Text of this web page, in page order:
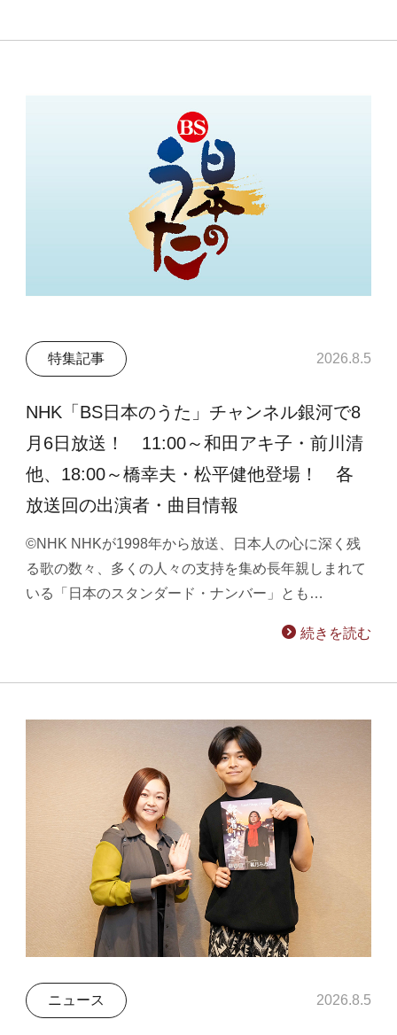
特集記事 2026.8.5
NHK「BS日本のうた」チャンネル銀河で8
月6日放送！ 11:00～和田アキ子・前川清
他、18:00～橋幸夫・松平健他登場！ 各
放送回の出演者・曲目情報
©NHK NHKが1998年から放送、日本人の心に深く残
る歌の数々、多くの人々の支持を集め長年親しまれて
いる「日本のスタンダード・ナンバー」とも…
続きを読む
ニュース 2026.8.5